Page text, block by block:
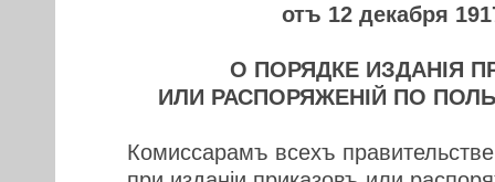
отъ 12 декабря
О ПОРЯДКЕ ИЗДАНIЯ
ИЛИ РАСПОРЯЖЕНIЙ ПО
Комиссарамъ всехъ